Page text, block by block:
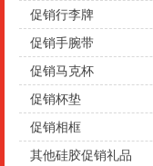
促销行李牌
促销手腕带
促销马克杯
促销杯垫
促销相框
其他硅胶促销礼品